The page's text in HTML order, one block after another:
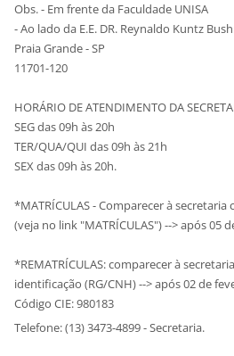
Obs. - Em frente da Faculdade UNISA
- Ao lado da E.E. DR. Reynaldo Kuntz
Praia Grande - SP
11701-120
HORÁRIO DE ATENDIMENTO DA
SEG das 09h às 20h
TER/QUA/QUI das 09h às 21h
SEX das 09h às 20h.
*MATRÍCULAS - Comparecer à
(veja no link "MATRÍCULAS") --> após 05
*REMATRÍCULAS: comparecer à
identificação (RG/CNH) --> após 02 de
Código CIE: 980183
Telefone: (13) 3473-4899 - Secretaria.